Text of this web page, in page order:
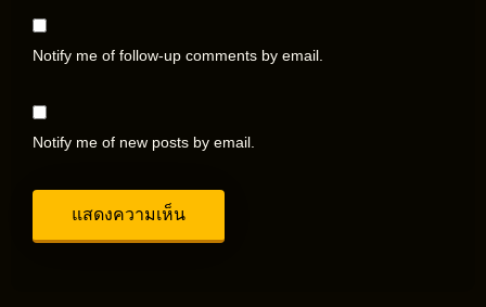
Notify me of follow-up comments by email.
Notify me of new posts by email.